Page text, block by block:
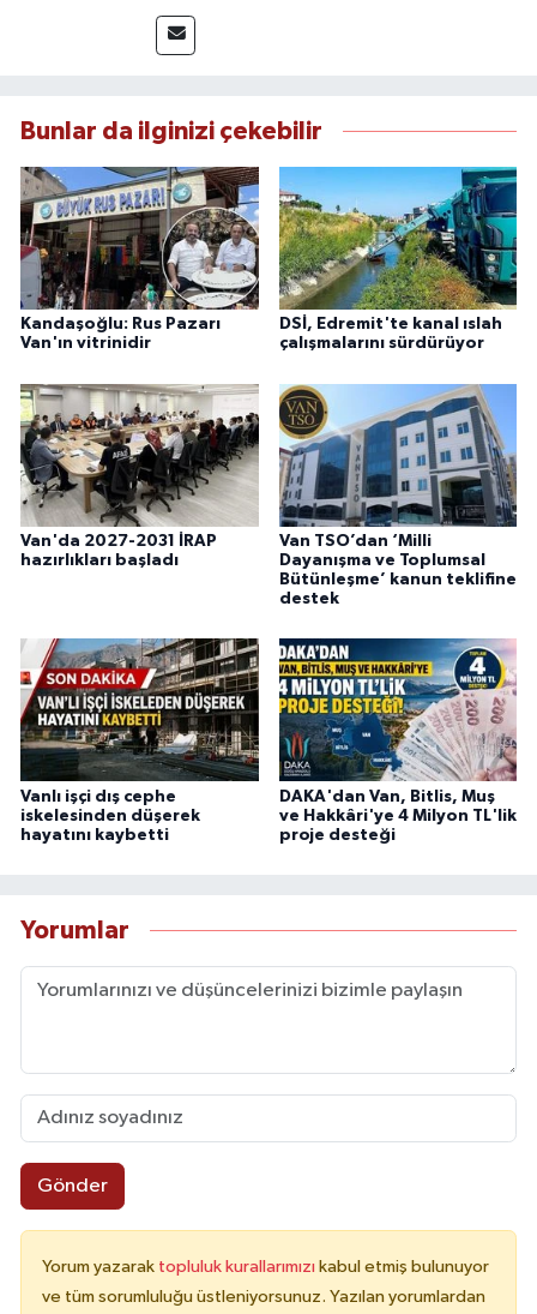
mezunu olan Tink, sahadan edindiği bilgilerle
doğruluk, tarafsızlık ve etik ilkeler
Bunlar da ilginizi çekebilir
Kandaşoğlu: Rus Pazarı
Van'ın vitrinidir
DSİ, Edremit'te kanal ıslah
çalışmalarını sürdürüyor
Van'da 2027-2031 İRAP
hazırlıkları başladı
Van TSO’dan ‘Milli
Dayanışma ve Toplumsal
Bütünleşme’ kanun teklifine
destek
Vanlı işçi dış cephe
iskelesinden düşerek
hayatını kaybetti
DAKA'dan Van, Bitlis, Muş
ve Hakkâri'ye 4 Milyon TL'lik
proje desteği
Yorumlar
Gönder
Yorum yazarak topluluk kurallarımızı kabul etmiş bulunuyor
ve tüm sorumluluğu üstleniyorsunuz. Yazılan yorumlardan